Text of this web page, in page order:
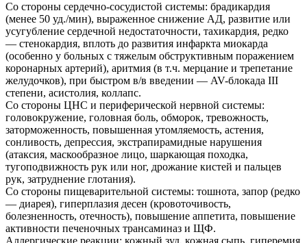
Со стороны сердечно-сосудистой системы: брадикардия
(менее 50 уд./мин), выраженное снижение АД, развитие или
усугубление сердечной недостаточности, тахикардия, редко
— стенокардия, вплоть до развития инфаркта миокарда
(особенно у больных с тяжелым обструктивным поражением
коронарных артерий), аритмия (в т.ч. мерцание и трепетание
желудочков), при быстром в/в введении — AV-блокада III
степени, асистолия, коллапс.
Со стороны ЦНС и периферической нервной системы:
головокружение, головная боль, обморок, тревожность,
заторможенность, повышенная утомляемость, астения,
сонливость, депрессия, экстрапирамидные нарушения
(атаксия, маскообразное лицо, шаркающая походка,
тугоподвижность рук или ног, дрожание кистей и пальцев
рук, затруднение глотания).
Со стороны пищеварительной системы: тошнота, запор (редко
— диарея), гиперплазия десен (кровоточивость,
болезненность, отечность), повышение аппетита, повышение
активности печеночных трансаминаз и ЩФ.
Аллергические реакции: кожный зуд, кожная сыпь, гиперемия